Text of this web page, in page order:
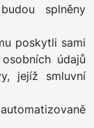
splněny
poskytli sami
údajů
jejíž smluvní